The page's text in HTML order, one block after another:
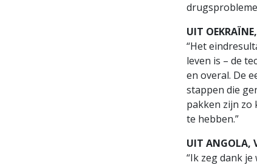
UIT
“Het
leven is – de
en overal. De
stappen die
pakken zijn zo
te hebben.”
UIT ANGOLA,
“Ik zeg dank